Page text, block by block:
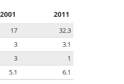
2001 2011
17
32.3
3
3.1
3
1
5.1 6.1